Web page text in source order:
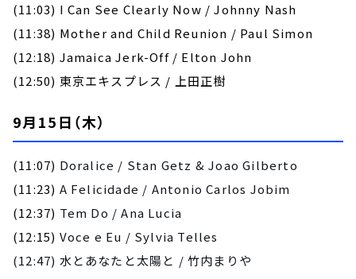
(11:03) I Can See Clearly Now / Johnny Nash
(11:38) Mother and Child Reunion / Paul Simon
(12:18) Jamaica Jerk-Off / Elton John
(12:50) 東京エキスプレス / 上田正樹
9月15日（木）
(11:07) Doralice / Stan Getz & Joao Gilberto
(11:23) A Felicidade / Antonio Carlos Jobim
(12:37) Tem Do / Ana Lucia
(12:15) Voce e Eu / Sylvia Telles
(12:47) 水とあなたと太陽と / 竹内まりや